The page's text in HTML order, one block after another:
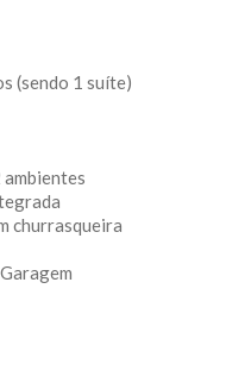
(sendo 1 suíte)
ambientes
churrasqueira